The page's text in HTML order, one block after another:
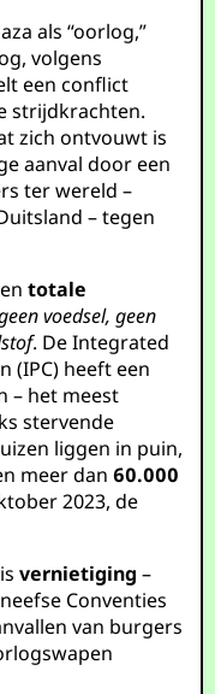
als “oorlog,”
volgens
een conflict
strijdkrachten.
zich ontvouwt is
aanval door een
ter wereld –
– tegen
totale
voedsel, geen
. De Integrated
(IPC) heeft een
– het meest
stervende
liggen in puin,
meer dan60.000
2023, de
vernietiging –
Conventies
van burgers